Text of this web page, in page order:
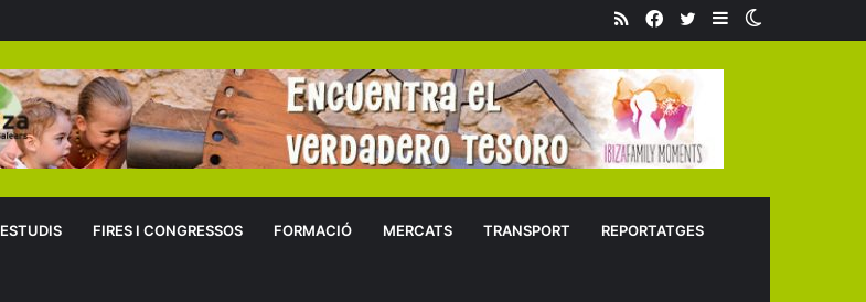
Sidebar
Twitter
Facebook
RSS
ESTUDIS FIRES I CONGRESSOS FORMACIÓ MERCATS TRANSPORT REPORTATGES